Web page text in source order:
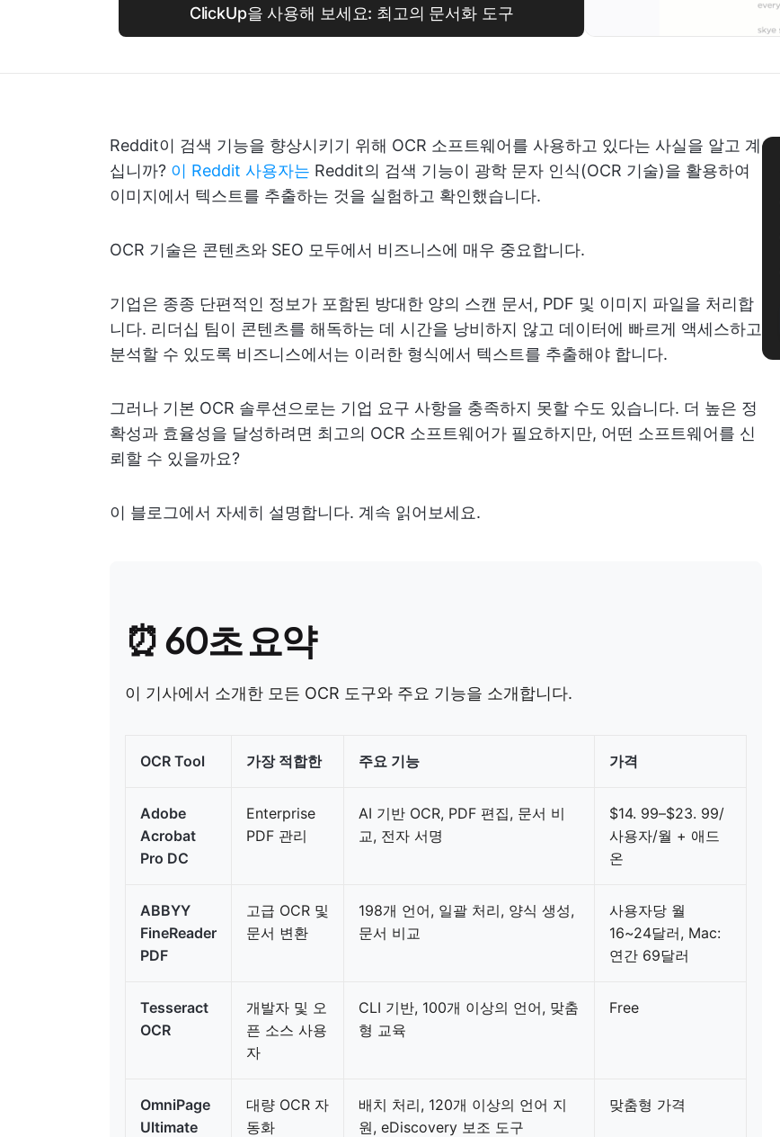
ClickUp을 사용해 보세요: 최고의 문서화 도구
Reddit이 검색 기능을 향상시키기 위해 OCR 소프트웨어를 사용하고 있다는 사실을 알고 계
십니까? 이 Reddit 사용자는 Reddit의 검색 기능이 광학 문자 인식(OCR 기술)을 활용하여
이미지에서 텍스트를 추출하는 것을 실험하고 확인했습니다.
OCR 기술은 콘텐츠와 SEO 모두에서 비즈니스에 매우 중요합니다.
기업은 종종 단편적인 정보가 포함된 방대한 양의 스캔 문서, PDF 및 이미지 파일을 처리합
니다. 리더십 팀이 콘텐츠를 해독하는 데 시간을 낭비하지 않고 데이터에 빠르게 액세스하고
분석할 수 있도록 비즈니스에서는 이러한 형식에서 텍스트를 추출해야 합니다.
그러나 기본 OCR 솔루션으로는 기업 요구 사항을 충족하지 못할 수도 있습니다. 더 높은 정
확성과 효율성을 달성하려면 최고의 OCR 소프트웨어가 필요하지만, 어떤 소프트웨어를 신
뢰할 수 있을까요?
이 블로그에서 자세히 설명합니다. 계속 읽어보세요.
⏰ 60초 요약
이 기사에서 소개한 모든 OCR 도구와 주요 기능을 소개합니다.
OCR Tool 가장 적합한 주요 기능 가격
Adobe
Acrobat
Pro DC
Enterprise
PDF 관리
AI 기반 OCR, PDF 편집, 문서 비
교, 전자 서명
$14. 99–$23. 99/
사용자/월 + 애드
온
ABBYY
FineReader
PDF
고급 OCR 및
문서 변환
198개 언어, 일괄 처리, 양식 생성,
문서 비교
사용자당 월
16~24달러, Mac:
연간 69달러
Tesseract
OCR
개발자 및 오
픈 소스 사용
자
CLI 기반, 100개 이상의 언어, 맞춤
형 교육
Free
OmniPage
Ultimate
대량 OCR 자
동화
배치 처리, 120개 이상의 언어 지
원, eDiscovery 보조 도구
맞춤형 가격